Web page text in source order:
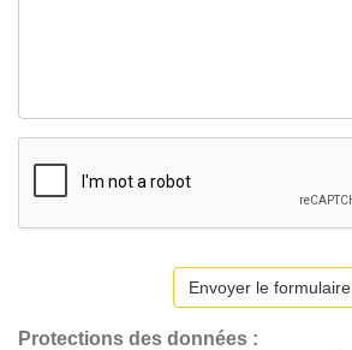
Envoyer le formulaire
Protections des données :